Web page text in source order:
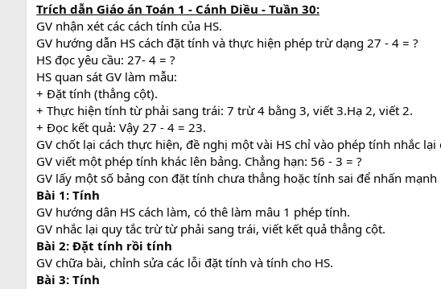
Trích dẫn Giáo án Toán 1 - Cánh Diều - Tuần 30:
GV nhận xét các cách tính của HS.
GV hướng dẫn HS cách đặt tính và thực hiện phép trừ dạng 27 - 4 = ?
HS đọc yêu cầu: 27- 4 = ?
HS quan sát GV làm mẫu:
+ Đặt tính (thẳng cột).
+ Thực hiện tính từ phải sang trái: 7 trừ 4 bằng 3, viết 3.Hạ 2, viết 2.
+ Đọc kết quả: Vậy 27 - 4 = 23.
GV chốt lại cách thực hiện, đề nghị một vài HS chỉ vào phép tính nhắc lại
GV viết một phép tính khác lên bảng. Chẳng hạn: 56 - 3 = ?
GV lấy một số bảng con đặt tính chưa thẳng hoặc tính sai để nhấn
Bài 1: Tính
GV hướng dân HS cách làm, có thê làm mâu 1 phép tính.
GV nhắc lại quy tắc trừ từ phải sang trái, viết kết quả thẳng cột.
Bài 2: Đặt tính rồi tính
GV chữa bài, chỉnh sửa các lỗi đặt tính và tính cho HS.
Bài 3: Tính